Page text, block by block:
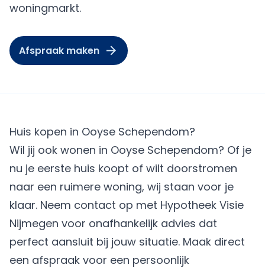
woningmarkt.
Afspraak maken
Huis kopen in Ooyse Schependom?
Wil jij ook wonen in Ooyse Schependom? Of je
nu je eerste huis koopt of wilt doorstromen
naar een ruimere woning, wij staan voor je
klaar. Neem contact op met Hypotheek Visie
Nijmegen voor onafhankelijk advies dat
perfect aansluit bij jouw situatie. Maak direct
een afspraak voor een persoonlijk